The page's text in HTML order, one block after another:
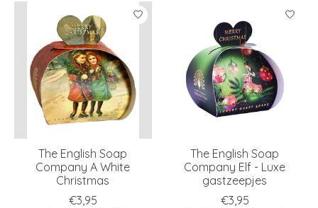
The English Soap
Company A White
Christmas
€3,95
The English Soap
Company Elf - Luxe
gastzeepjes
€3,95